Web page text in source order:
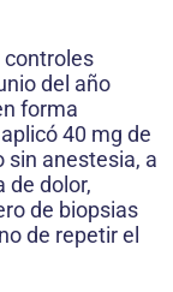
controles
del año
forma
40 mg de
sin anestesia, a
de dolor,
de biopsias
de repetir el